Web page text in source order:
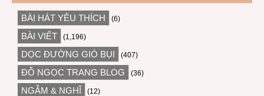
BÀI HÁT YÊU THÍCH (6)
BÀI VIẾT (1,196)
DỌC ĐƯỜNG GIÓ BỤI (407)
ĐỖ NGỌC TRANG BLOG (36)
NGẪM & NGHĨ (12)